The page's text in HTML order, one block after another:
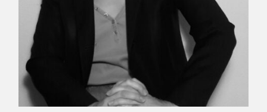
Alice Letoulat © DR